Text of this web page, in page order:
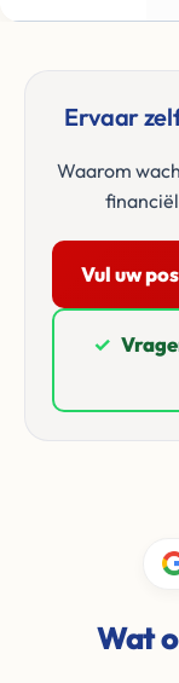
Ervaar
Waarom
Vul uw
✓
Wat